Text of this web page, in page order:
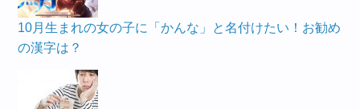
10月生まれの女の子に「かんな」と名付けたい！お勧め
の漢字は？